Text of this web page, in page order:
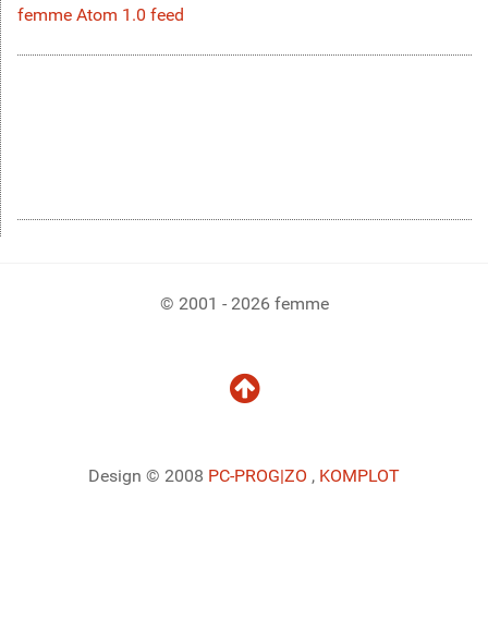
femme Atom 1.0 feed
© 2001 - 2026 femme
Design © 2008 PC-PROG|ZO , KOMPLOT